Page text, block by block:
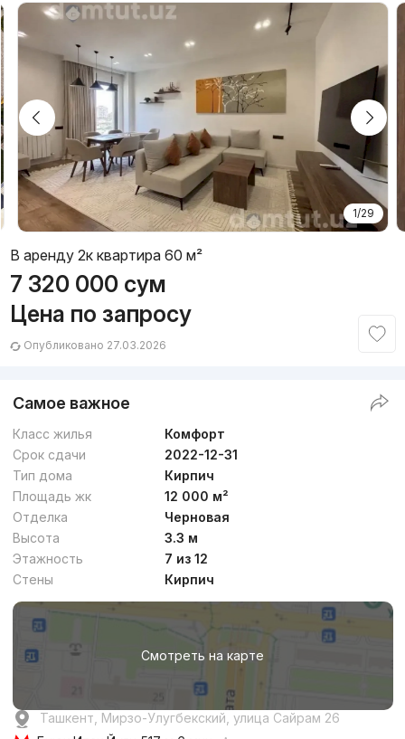
1/29
В аренду 2к квартира 60 м²
7 320 000 сум
Цена по запросу
Опубликовано 27.03.2026
Самое важное
Класс жилья
Комфорт
Срок сдачи
2022-12-31
Тип дома
Кирпич
Площадь жк
12 000 м²
Отделка
Черновая
Высота
3.3 м
Этажность
7 из 12
Стены
Кирпич
Смотреть на карте
Ташкент, Мирзо-Улугбекский, улица Сайрам 26